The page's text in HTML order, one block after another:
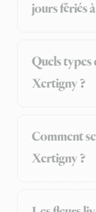
jours fériés
Quels
Xertigny ?
Comment
Xertigny ?